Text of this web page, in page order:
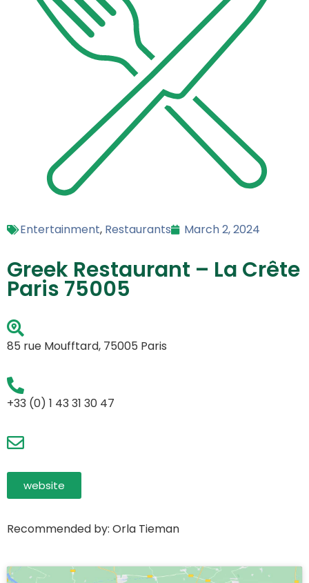
Entertainment, Restaurants March 2, 2024
Greek Restaurant – La Crête
Paris 75005
85 rue Moufftard, 75005 Paris
+33 (0) 1 43 31 30 47
website
Recommended by: Orla Tieman